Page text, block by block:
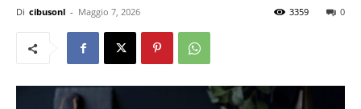
Di cibusonl - Maggio 7, 2026 0
3359